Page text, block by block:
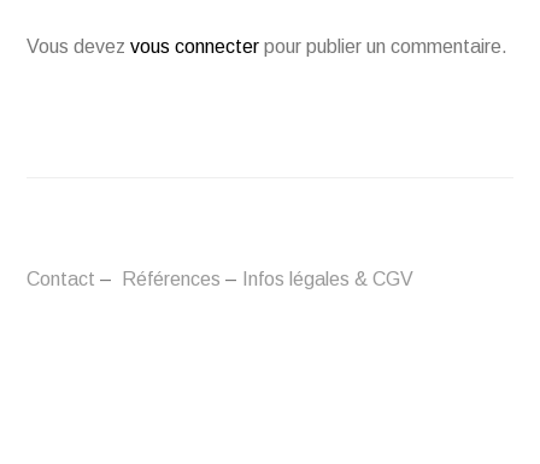
Vous devezvous connecter pour publier un commentaire.
Contact – Références – Infos légales & CGV